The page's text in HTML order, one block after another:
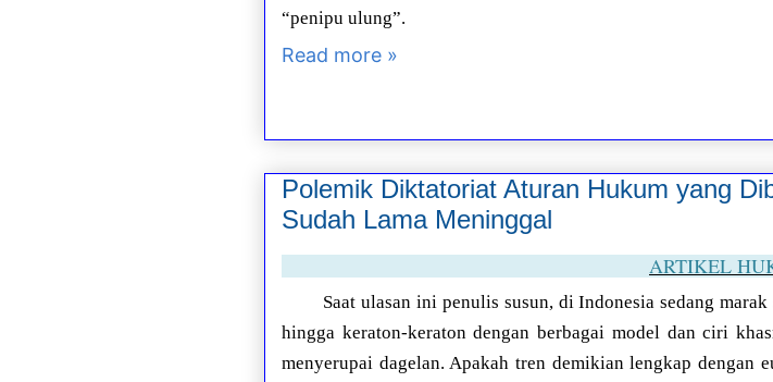
“penipu ulung”.
Read more »
Polemik Diktatoriat Aturan Hukum yang
Sudah Lama Meninggal
ARTIKEL
Saat ulasan ini penulis susun, di Indonesia sedang
hingga keraton-keraton dengan berbagai model dan ciri
menyerupai dagelan. Apakah tren demikian lengkap dengan